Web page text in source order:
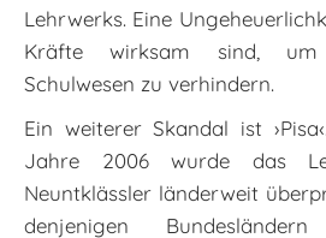
Lehrwerks. Eine
Kräfte wirksam sind, um
Schulwesen zu verhindern.
Ein weiterer Skandal ist
Jahre 2006 wurde das
Neuntklässler länderweit
denjenigen